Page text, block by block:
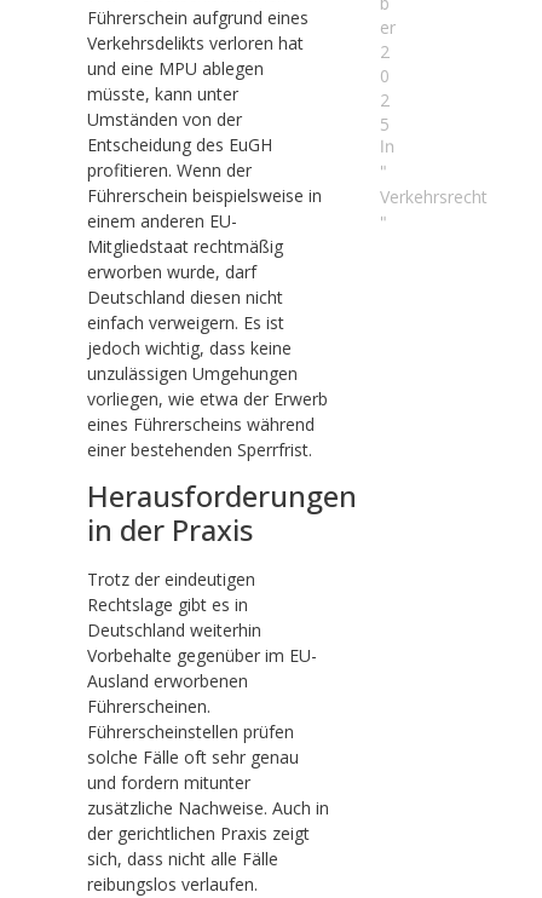
Führerschein aufgrund eines
Verkehrsdelikts verloren hat
und eine MPU ablegen
müsste, kann unter
Umständen von der
Entscheidung des EuGH
profitieren. Wenn der
Führerschein beispielsweise in
einem anderen EU-
Mitgliedstaat rechtmäßig
erworben wurde, darf
Deutschland diesen nicht
einfach verweigern. Es ist
jedoch wichtig, dass keine
unzulässigen Umgehungen
vorliegen, wie etwa der Erwerb
eines Führerscheins während
einer bestehenden Sperrfrist.
Herausforderungen
in der Praxis
Trotz der eindeutigen
Rechtslage gibt es in
Deutschland weiterhin
Vorbehalte gegenüber im EU-
Ausland erworbenen
Führerscheinen.
Führerscheinstellen prüfen
solche Fälle oft sehr genau
und fordern mitunter
zusätzliche Nachweise. Auch in
der gerichtlichen Praxis zeigt
sich, dass nicht alle Fälle
reibungslos verlaufen.
er
2
0
2
5
In
"
Verkehrsrecht
"